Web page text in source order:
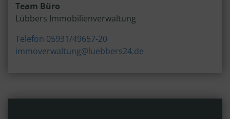
Team Büro
Lübbers Immobilienverwaltung
Telefon 05931/49657-20
immoverwaltung@luebbers24.de